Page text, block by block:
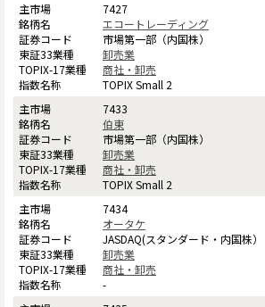
7427
エコートレーディング
市場第一部（内国株）
卸売業
商社・卸売
TOPIX Small 2
7433
伯東
市場第一部（内国株）
卸売業
商社・卸売
TOPIX Small 2
7434
オータケ
JASDAQ(スタンダード・内国株）
卸売業
商社・卸売
-